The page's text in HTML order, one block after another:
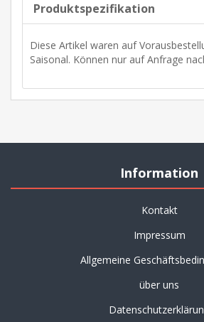
Produktspezifikation
Diese Artikel waren auf
Saisonal. Können nur auf Anfrage
Information
Kontakt
Impressum
Allgemeine
über uns